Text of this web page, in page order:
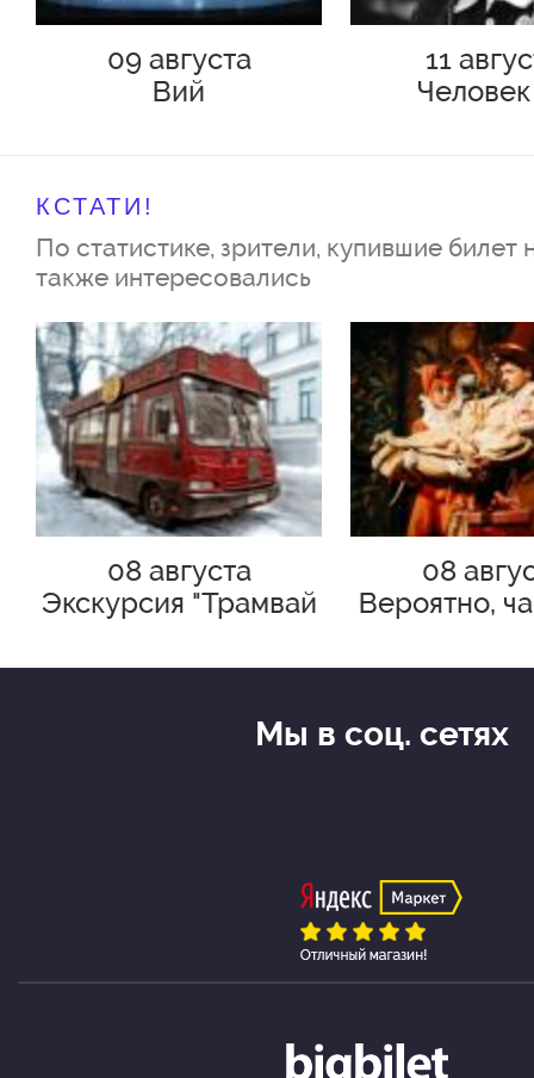
09 августа
Вий
11
КСТАТИ!
По статистике, зрители, купившие билет
также интересовались
08 августа
Экскурсия "Трамвай
его эпоха"
08
Вероятно,
Мы в соц. сетях